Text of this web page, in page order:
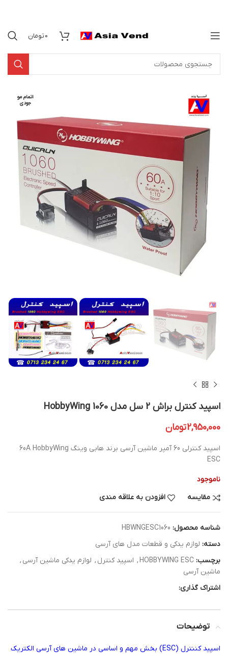
0تومان
اتمام مو
جودی
اسپید کنترل براش 2 سل مدل HobbyWing 1060
2,950,000تومان
اسپید کنترلی 60 آمپر ماشین آرسی برند هابی وینگ 60A HobbyWing
ESC
ناموجود
مقایسه
افزودن به علاقه مندی
شناسه محصول: HBWNGESC1060
دسته: لوازم یدکی و قطعات مدل های آرسی
برچسب: HOBBYWING ESC
, اسپید کنترل , لوازم یدکی ماشین آرسی ,
ماشین آرسی
اشتراک گذاری:
توضیحات
اسپید کننترل (ESC) بخش مهم و اساسی در ماشین های آرسی الکتریک